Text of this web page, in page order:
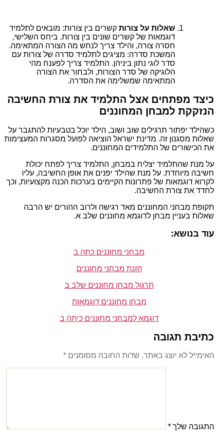
שאלות על צורות קשרים בין צורות: מובאים לתלמיד
דוגמאות של קשרים שונים בין צורות. ביחס השלישי,
חסרה צורה, והילד צריך לנחש מה הצורה המתאימה.
המשכת סדרה: מציגים לתלמיד סדרה של צורות עם
סדר לוגי נתון ביניהן. התלמיד צריך לפענח מהי
הלוגיקה של סדר הצורות, ולבחור את הצורה
המתאימה שמשלימה את הסדרה.
כיצד מפתחים אצל התלמיד את צורת החשיבה
הנזקקת למבחן המחוננים
כשהילד יפתור תרגילים שוב ושוב, הילד יוכל בטבעיות להתגבר על
שאלות מסגנון זה. מדינת ישראל הוציאה לפועל מסגרות המעצימות
את הכישורים של התלמידים המחוננים.
על מנת שהתלמיד יצליח במבחן, התלמיד צריך לפתח יכולת
חשיבה מיוחדת. על מנת שהילד יפנים את אופן החשיבה, עליו
לקרוא דוגמאות של פתרונות הקיימים בערכות הכנה מקצועיות, וכך
לחדד את צורת החשיבה.
תקופת מבחני המחוננים מאד רגישה ולרוב ההורים יש הרבה
שאלות בעניין מבחן לדוגמא מחוננים שלב א.
עוד בנושא:
מבחני מחוננים כתה ב
הזנת מבחני מחוננים
תרגול מבחן מחוננים שלב ב
מבחן מחוננים דוגמאות
דוגמא למבחני מחוננים כיתה ב
כתיבת תגובה
האימייל לא יוצג באתר. שדות החובה מסומנים *
התגובה שלך *